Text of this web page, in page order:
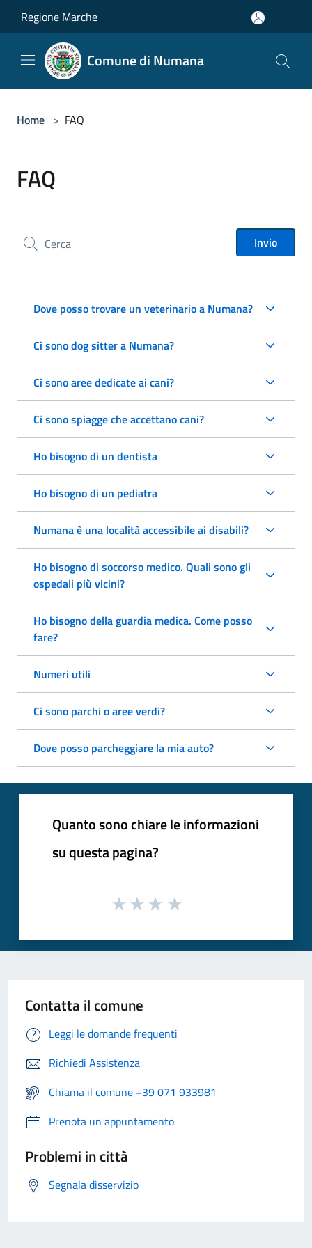
Regione Marche
Comune di Numana
Home > FAQ
FAQ
Cerca nel sito Invio
Dove posso trovare un veterinario a Numana?
Ci sono dog sitter a Numana?
Ci sono aree dedicate ai cani?
Ci sono spiagge che accettano cani?
Ho bisogno di un dentista
Ho bisogno di un pediatra
Numana è una località accessibile ai disabili?
Ho bisogno di soccorso medico. Quali sono gli
ospedali più vicini?
Ho bisogno della guardia medica. Come posso
fare?
Numeri utili
Ci sono parchi o aree verdi?
Dove posso parcheggiare la mia auto?
Quanto sono chiare le informazioni
su questa pagina?
Contatta il comune
Leggi le domande frequenti
Richiedi Assistenza
Chiama il comune +39 071 933981
Prenota un appuntamento
Problemi in città
Segnala disservizio